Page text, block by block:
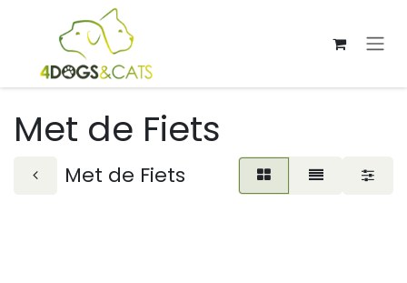
Overslaan naar inhoud
Met de Fiets
Met de Fiets